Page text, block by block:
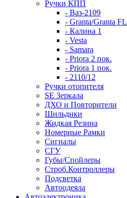
Ручки КПП
- Ваз-2109
- Granta/Granta FL
- Калина 1
- Vesta
- Samara
- Priora 2 пок.
- Priora 1 пок.
- 2110/12
Ручки отопителя
SE Зеркала
ДХО и Повторители
Шильдики
Жидкая Резина
Номерные Рамки
Сигналы
СГУ
Губы/Спойлеры
Строб.Контроллеры
Подсветка
Автоодеяла